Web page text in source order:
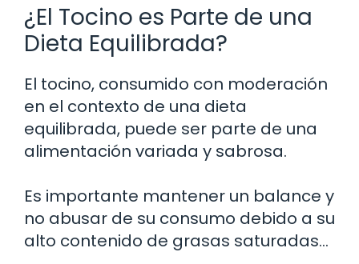
¿El Tocino es Parte de una
Dieta Equilibrada?
El tocino, consumido con moderación
en el contexto de una dieta
equilibrada, puede ser parte de una
alimentación variada y sabrosa.
Es importante mantener un balance y
no abusar de su consumo debido a su
alto contenido de grasas saturadas…